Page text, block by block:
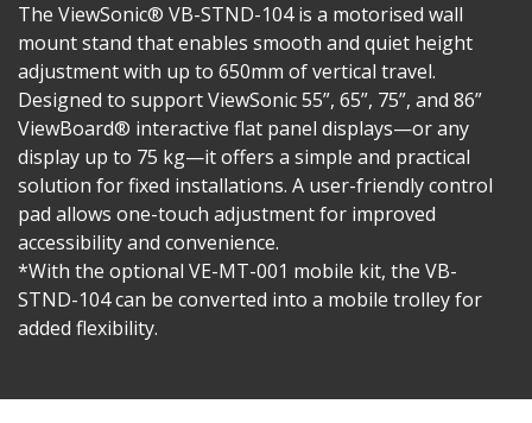
The ViewSonic® VB-STND-104 is a motorised wall
mount stand that enables smooth and quiet height
adjustment with up to 650mm of vertical travel.
Designed to support ViewSonic 55”, 65”, 75”, and 86”
ViewBoard® interactive flat panel displays—or any
display up to 75 kg—it offers a simple and practical
solution for fixed installations. A user-friendly control
pad allows one-touch adjustment for improved
accessibility and convenience.
*With the optional VE-MT-001 mobile kit, the VB-
STND-104 can be converted into a mobile trolley for
added flexibility.